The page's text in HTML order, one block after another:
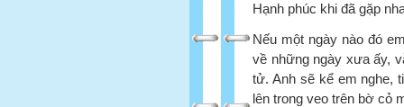
Hạnh phúc khi đã gặp
Nếu một ngày nào đó
về những ngày xưa ấy,
tử. Anh sẽ kể em nghe,
lên trong veo trên bờ cỏ